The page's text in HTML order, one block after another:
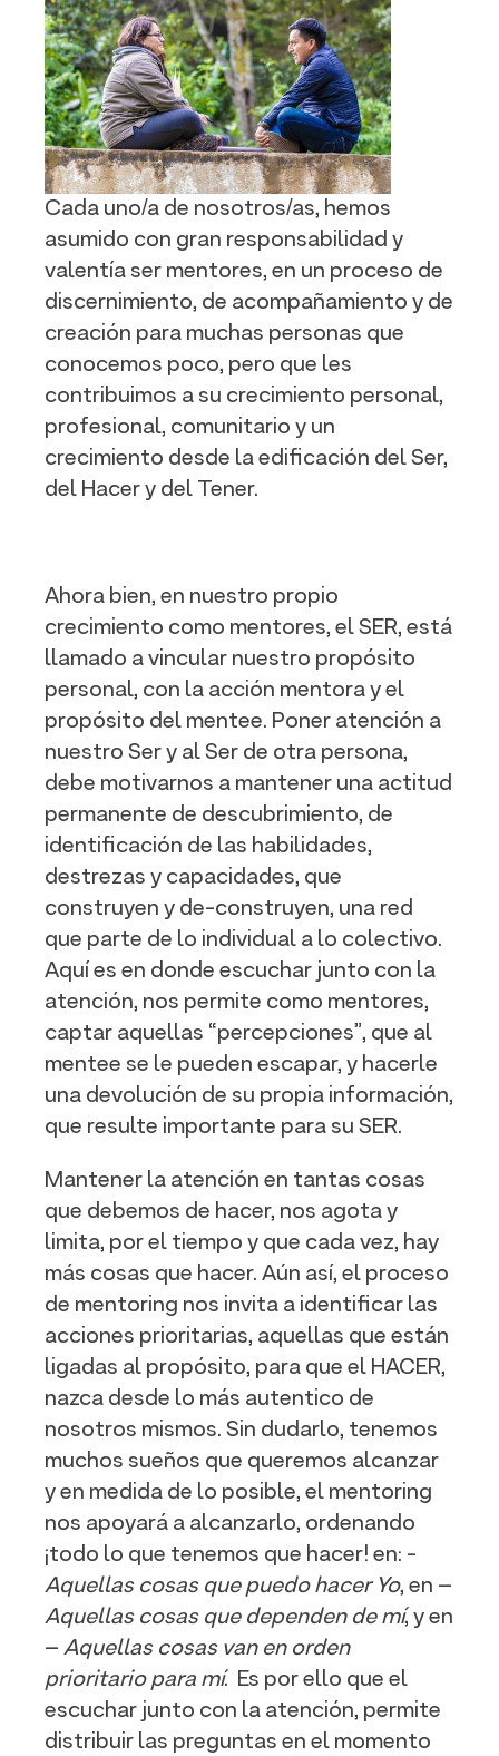
Cada uno/a de nosotros/as, hemos
asumido con gran responsabilidad y
valentía ser mentores, en un proceso de
discernimiento, de acompañamiento y de
creación para muchas personas que
conocemos poco, pero que les
contribuimos a su crecimiento personal,
profesional, comunitario y un
crecimiento desde la edificación del Ser,
del Hacer y del Tener.
Ahora bien, en nuestro propio
crecimiento como mentores, el SER, está
llamado a vincular nuestro propósito
personal, con la acción mentora y el
propósito del mentee. Poner atención a
nuestro Ser y al Ser de otra persona,
debe motivarnos a mantener una actitud
permanente de descubrimiento, de
identificación de las habilidades,
destrezas y capacidades, que
construyen y de-construyen, una red
que parte de lo individual a lo colectivo.
Aquí es en donde escuchar junto con la
atención, nos permite como mentores,
captar aquellas “percepciones”, que al
mentee se le pueden escapar, y hacerle
una devolución de su propia información,
que resulte importante para su SER.
Mantener la atención en tantas cosas
que debemos de hacer, nos agota y
limita, por el tiempo y que cada vez, hay
más cosas que hacer. Aún así, el proceso
de mentoring nos invita a identificar las
acciones prioritarias, aquellas que están
ligadas al propósito, para que el HACER,
nazca desde lo más autentico de
nosotros mismos. Sin dudarlo, tenemos
muchos sueños que queremos alcanzar
y en medida de lo posible, el mentoring
nos apoyará a alcanzarlo, ordenando
¡todo lo que tenemos que hacer! en: -
Aquellas cosas que puedo hacer Yo, en –
Aquellas cosas que dependen de mí, y en
–Aquellas cosas van en orden
prioritario para mí. Es por ello que el
escuchar junto con la atención, permite
distribuir las preguntas en el momento